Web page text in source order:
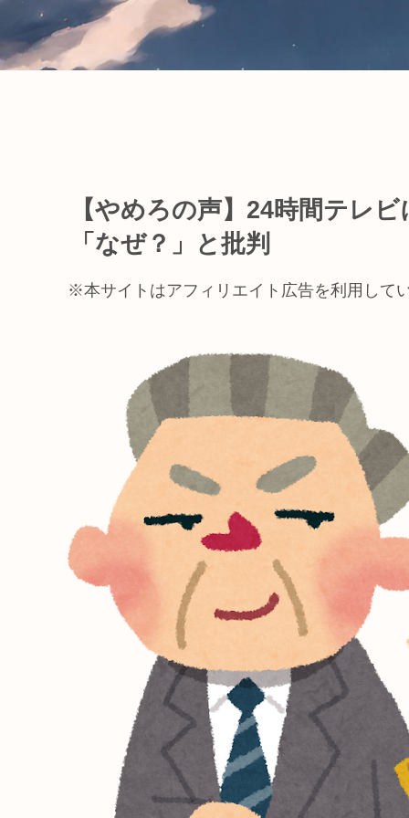
【やめろの声】24時間テレ
「なぜ？」と批判
※本サイトはアフィリエイト広告を利用して